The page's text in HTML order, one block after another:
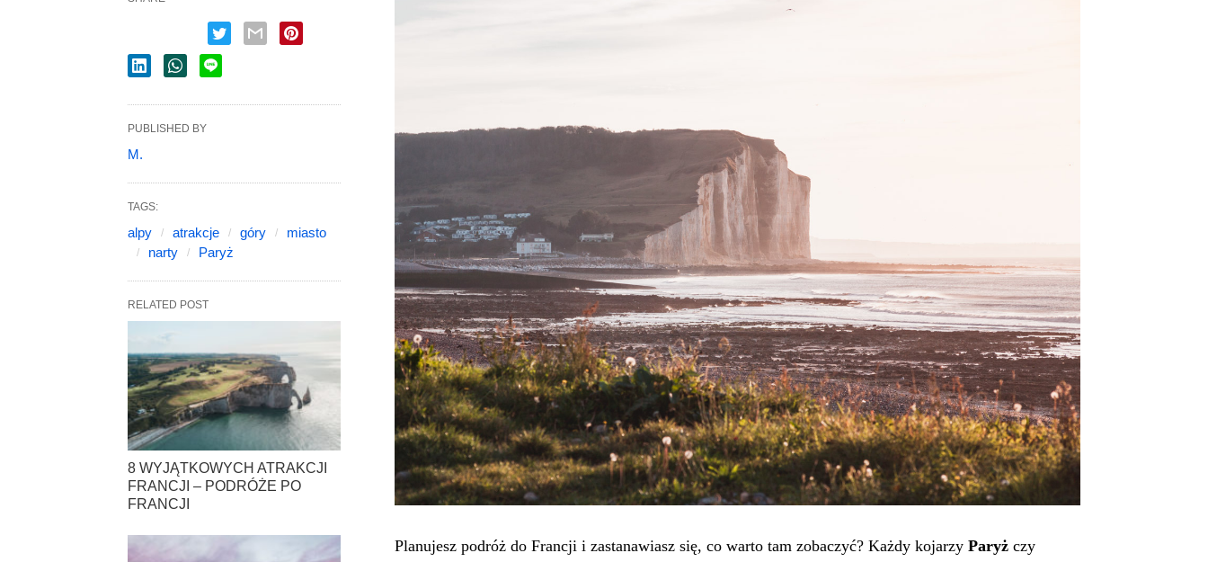
Planujesz podróż do Francji i zastanawiasz się, co warto tam zobaczyć? Każdy kojarzy Paryżczy
PUBLISHED BY
M.
TAGS:
alpy atrakcje góry
miasto
narty
Paryż
RELATED POST
8 WYJĄTKOWYCH ATRAKCJI
FRANCJI – PODRÓŻE PO
FRANCJI